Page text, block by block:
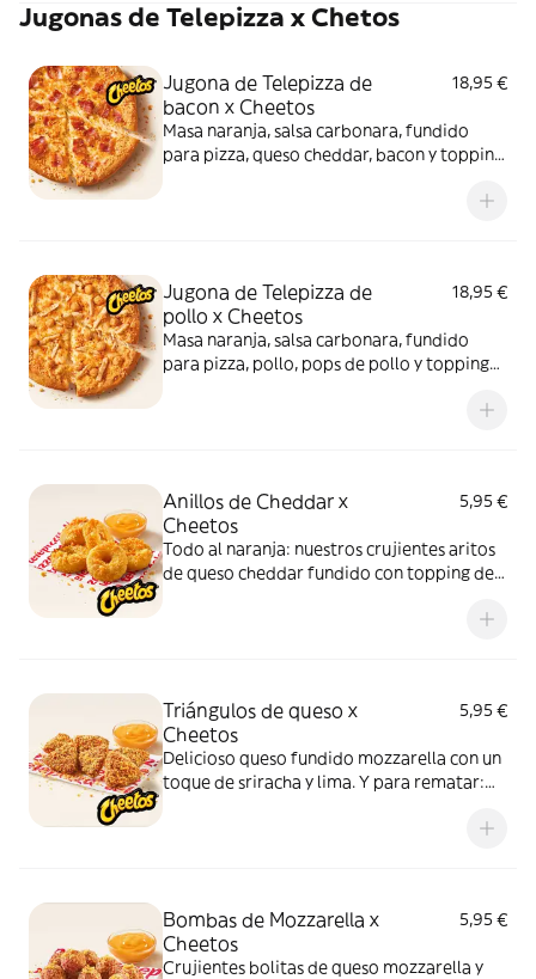
Jugonas de Telepizza x Chetos
Jugona de Telepizza de
bacon x Cheetos
18,95 €
Masa naranja, salsa carbonara, fundido
para pizza, queso cheddar, bacon y topping
Jugona de Telepizza de
pollo x Cheetos
18,95 €
Masa naranja, salsa carbonara, fundido
para pizza, pollo, pops de pollo y topping
Anillos de Cheddar x
Cheetos
5,95 €
Todo al naranja: nuestros crujientes aritos
de queso cheddar fundido con topping de
Triángulos de queso x
Cheetos
5,95 €
Delicioso queso fundido mozzarella con un
toque de sriracha y lima. Y para rematar:
acompañados de nuestra salsa Quesabrosa.
Bombas de Mozzarella x
Cheetos
5,95 €
Crujientes bolitas de queso mozzarella y